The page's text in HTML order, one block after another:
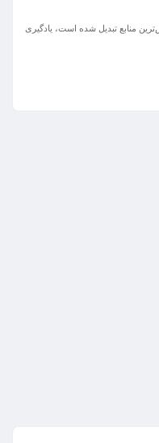
منابع تبدیل شده است، یادگیری